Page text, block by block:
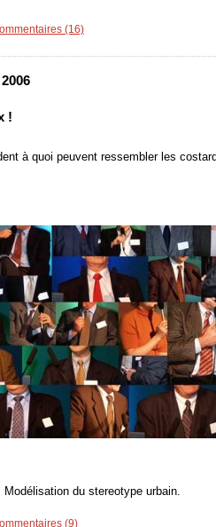
(16)
!
à quoi peuvent ressembler les
du stereotype urbain.
(9)